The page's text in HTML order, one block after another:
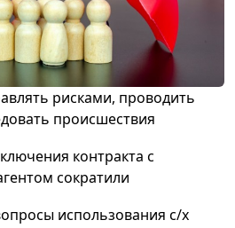
рисками, проводить
происшествия
контракта с
сократили
использования с/х